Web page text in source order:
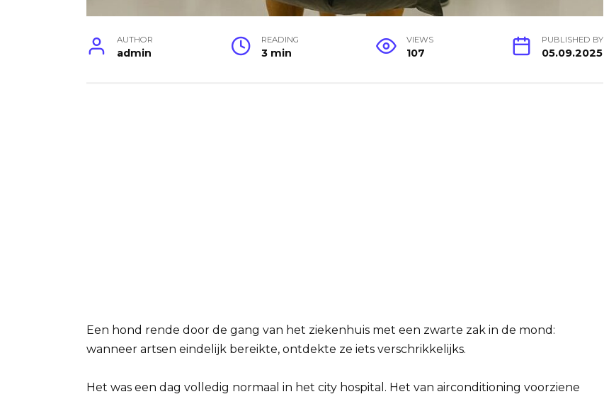
AUTHOR
admin
READING
3 min
VIEWS
107
PUBLISHED BY
05.09.2025
Een hond rende door de gang van het ziekenhuis met een zwarte zak in de mond:
wanneer artsen eindelijk bereikte, ontdekte ze iets verschrikkelijks.
Het was een dag volledig normaal in het city hospital. Het van airconditioning voorziene